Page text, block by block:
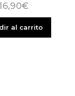
€
al carrito